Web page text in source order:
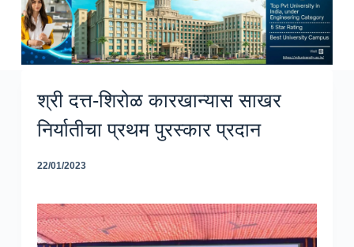
श्री दत्त-शिरोळ कारखान्यास साखर
निर्यातीचा प्रथम पुरस्कार प्रदान
22/01/2023